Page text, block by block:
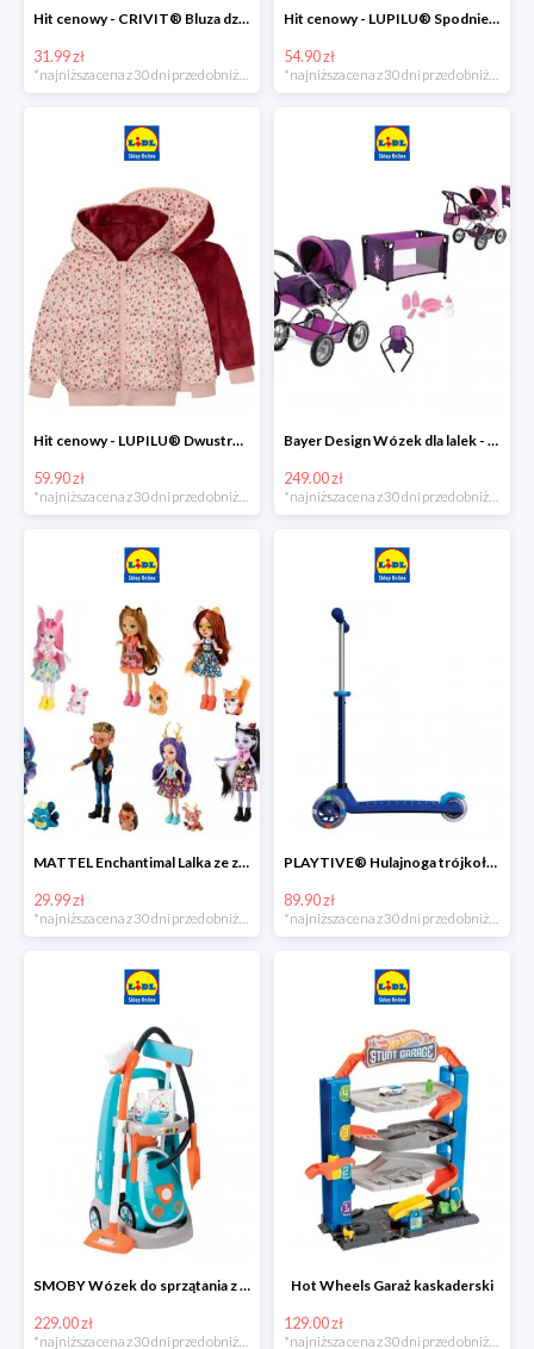
Hit cenowy - CRIVIT® Bluza dziewczęca z polaru
31.99 zł
Hit cenowy - LUPILU® Spodnie narciarskie chłopięce
54.90 zł
Hit cenowy - LUPILU® Dwustronna kurtka pikowana dziewczęca
59.90 zł
*najniższa cena z 30 dni przed obniżką
Bayer Design Wózek dla lalek - megazestaw
249.00 zł
*najniższa cena z 30 dni przed obniżką
MATTEL Enchantimal Lalka ze zwierzątkiem
29.99 zł
*najniższa cena z 30 dni przed obniżką
PLAYTIVE® Hulajnoga trójkołowa Tri Scooter z diodami LED
89.90 zł
*najniższa cena z 30 dni przed obniżką
SMOBY Wózek do sprzątania z odkurzaczem
229.00 zł
Hot Wheels Garaż kaskaderski
129.00 zł